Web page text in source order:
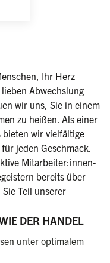
Ihr Herz
Abwechslung
wir uns, Sie in einem
zu heißen. Als einer
wir vielfältige
jeden Geschmack.
Mitarbeiter:innen-
bereits über
Teil unserer
DER HANDEL
unter optimalem